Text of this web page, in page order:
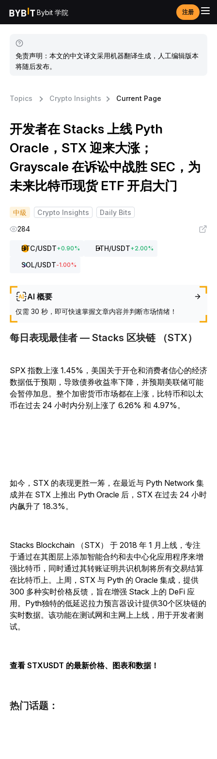
Bybit 学院 注册
免责声明：本文的中文译文采用机器翻译生成，人工编辑版本
将随后发布。
Topics Crypto Insights Current Page
开发者在 Stacks 上线 Pyth
Oracle，STX 迎来大涨；
Grayscale 在诉讼中战胜 SEC，为
未来比特币现货 ETF 开启大门
中級 Crypto Insights
Daily Bits
284
BTC/USDT+0.90% ETH/USDT+2.00%
SOL/USDT-1.00%
AI 概要
仅需 30 秒，即可快速掌握文章内容并判断市场情绪！
每日表现最佳者 — Stacks 区块链 （STX）
SPX 指数上涨 1.45%，美国关于开仓和消费者信心的经济
数据低于预期，导致债券收益率下降，并预期美联储可能
会暂停加息。整个加密货币市场都在上涨，比特币和以太
币在过去 24 小时内分别上涨了 6.26% 和 4.97%。
如今，STX 的表现更胜一筹，在最近与 Pyth Network 集
成并在 STX 上推出 Pyth Oracle 后，STX 在过去 24 小时
内飙升了 18.3%。
Stacks Blockchain （STX） 于 2018 年 1 月上线，专注
于通过在其图层上添加智能合约和去中心化应用程序来增
强比特币，同时通过其转账证明共识机制将所有交易结算
在比特币上。上周，STX 与 Pyth 的 Oracle 集成，提供
300 多种实时价格反馈，旨在增强 Stack 上的 DeFi 应
用。Pyth独特的低延迟拉力预言器设计提供30个区块链的
实时数据。该功能在测试网和主网上上线，用于开发者测
试。
查看 STXUSDT 的最新价格、图表和数据！
热门话题：